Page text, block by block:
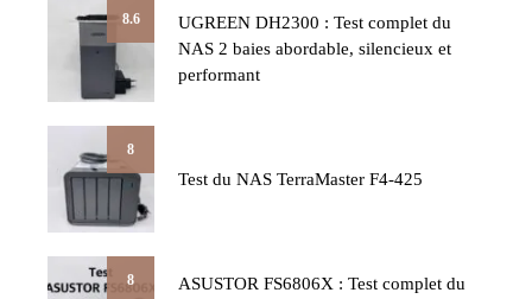
8.6
UGREEN DH2300 : Test complet du
NAS 2 baies abordable, silencieux et
performant
8
Test du NAS TerraMaster F4-425
8
ASUSTOR FS6806X : Test complet du